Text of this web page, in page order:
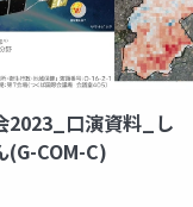
2023_口演資料_し
(G-COM-C)